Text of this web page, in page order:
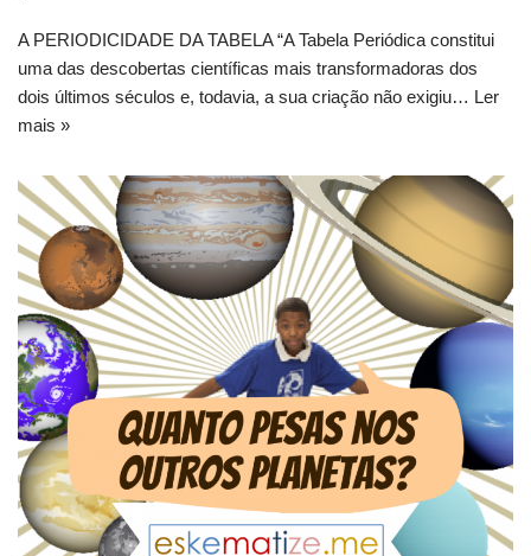
A PERIODICIDADE DA TABELA “A Tabela Periódica constitui
uma das descobertas científicas mais transformadoras dos
dois últimos séculos e, todavia, a sua criação não exigiu… Ler
mais »